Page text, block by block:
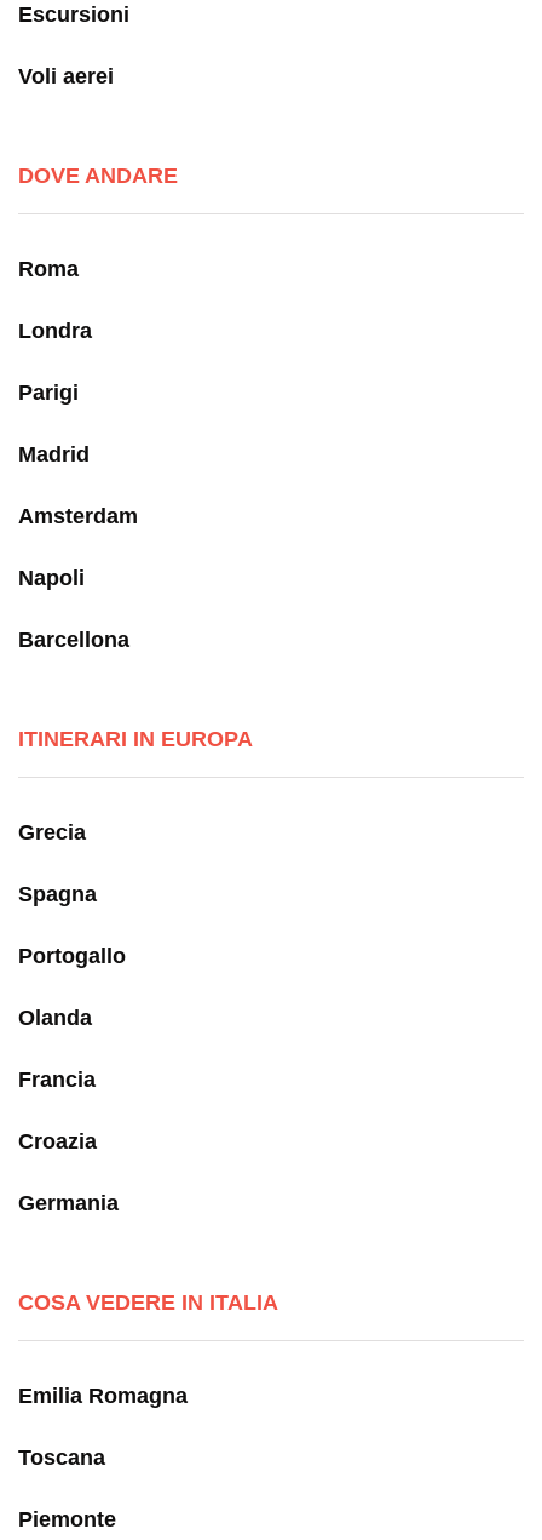
Escursioni
Voli aerei
DOVE ANDARE
Roma
Londra
Parigi
Madrid
Amsterdam
Napoli
Barcellona
ITINERARI IN EUROPA
Grecia
Spagna
Portogallo
Olanda
Francia
Croazia
Germania
COSA VEDERE IN ITALIA
Emilia Romagna
Toscana
Piemonte